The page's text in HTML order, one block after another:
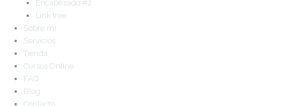
Encabezado #2
Link tree
Sobre mi
Servicios
Tienda
Cursos Online
FAQ
Blog
Contacto